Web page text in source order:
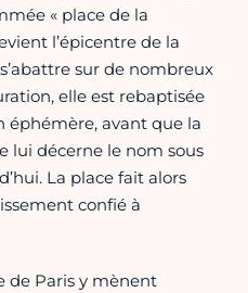
« place de la
l’épicentre de la
sur de nombreux
elle est rebaptisée
éphémère, avant que la
lui décerne le nom sous
La place fait alors
confié à
de Paris y mènent